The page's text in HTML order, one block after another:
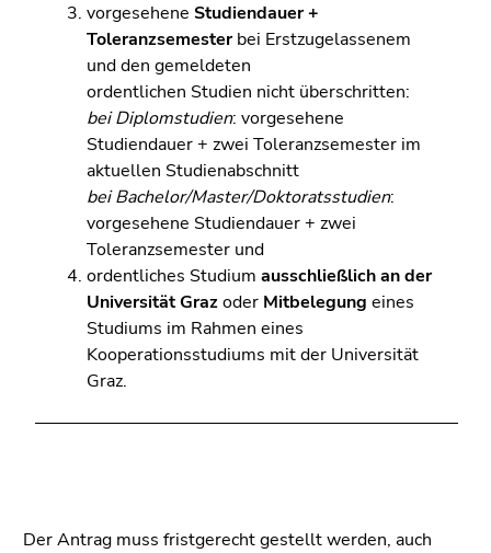
vorgesehene Studiendauer +
Toleranzsemesterbei Erstzugelassenem
und den gemeldeten
ordentlichen Studien nicht überschritten:
bei Diplomstudien: vorgesehene
Studiendauer + zwei Toleranzsemester im
aktuellen Studienabschnitt
bei Bachelor/Master/Doktoratsstudien:
vorgesehene Studiendauer + zwei
Toleranzsemester und
ordentliches Studium ausschließlich an der
Universität Grazoder Mitbelegung eines
Studiums im Rahmen eines
Kooperationsstudiums mit der Universität
Graz.
Der Antrag muss fristgerecht gestellt werden, auch